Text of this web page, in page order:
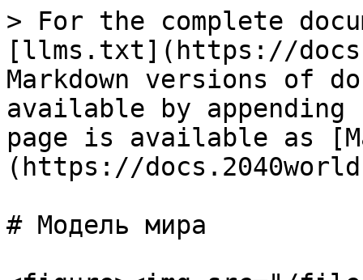
> For the complete
[llms.txt](https://
Markdown versions of
available by
page is available as
(https://
# Модель мира